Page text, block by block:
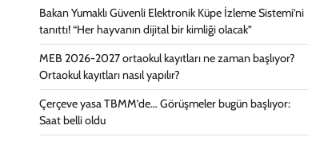
Bakan Yumaklı Güvenli Elektronik Küpe İzleme Sistemi’ni
tanıttı! “Her hayvanın dijital bir kimliği olacak”
MEB 2026-2027 ortaokul kayıtları ne zaman başlıyor?
Ortaokul kayıtları nasıl yapılır?
Çerçeve yasa TBMM’de… Görüşmeler bugün başlıyor:
Saat belli oldu